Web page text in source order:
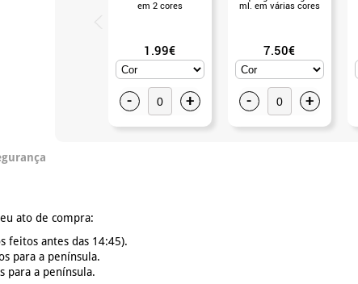
em 2 cores
1.99€
- +
ml. em várias cores
7.50€
- +
ato de compra:
feitos antes das 14:45).
para a península.
para a península.